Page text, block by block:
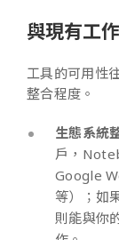
與現有工
工具的可用性
整合程度。
生態系統
戶，
Google
等）；如
則能與你